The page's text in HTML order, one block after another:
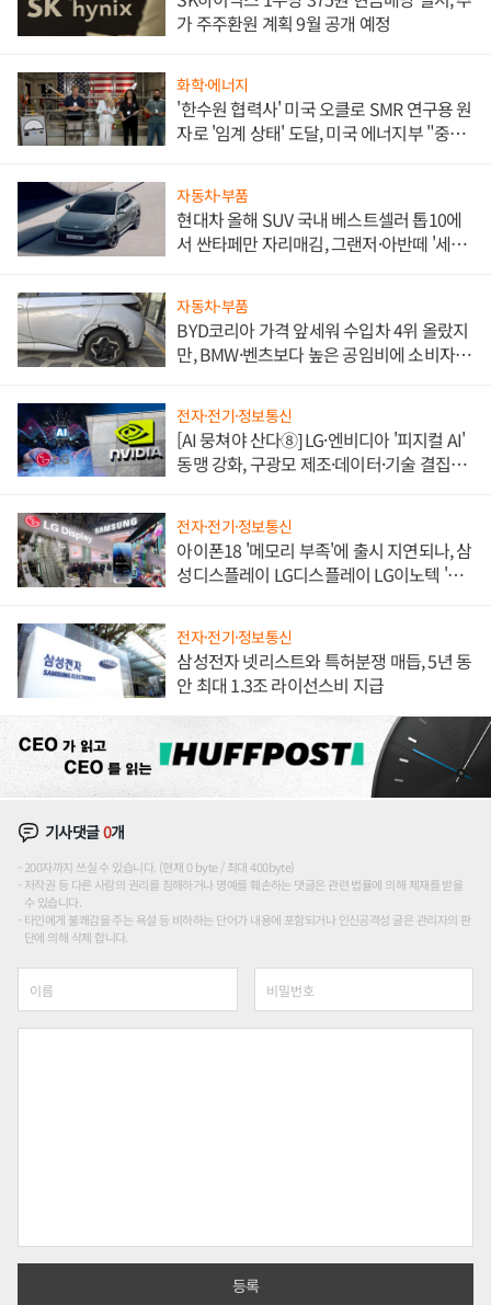
가 주주환원 계획 9월 공개 예정
화학·에너지
'한수원 협력사' 미국 오클로 SMR 연구용 원
자로 '임계 상태' 도달, 미국 에너지부 "중요
자동차·부품
현대차 올해 SUV 국내 베스트셀러 톱10에
서 싼타페만 자리매김, 그랜저·아반떼 '세단
자동차·부품
BYD코리아 가격 앞세워 수입차 4위 올랐지
만, BMW·벤츠보다 높은 공임비에 소비자
전자·전기·정보통신
[AI 뭉쳐야 산다⑧] LG·엔비디아 '피지컬 AI'
동맹 강화, 구광모 제조·데이터·기술 결집
전자·전기·정보통신
아이폰18 '메모리 부족'에 출시 지연되나, 삼
성디스플레이 LG디스플레이 LG이노텍 '탈
전자·전기·정보통신
삼성전자 넷리스트와 특허분쟁 매듭, 5년 동
안 최대 1.3조 라이선스비 지급
기사댓글0개
200자까지 쓰실 수 있습니다. (현재 0 byte / 최대 400byte)
저작권 등 다른 사람의 권리를 침해하거나 명예를 훼손하는 댓글은 관련 법률에 의해 제재를 받을
수 있습니다.
타인에게 불쾌감을 주는 욕설 등 비하하는 단어가 내용에 포함되거나 인신공격성 글은 관리자의 판
단에 의해 삭제 합니다.